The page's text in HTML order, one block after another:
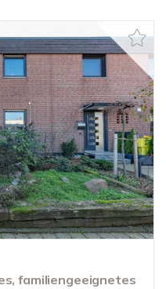
familiengeeignetes